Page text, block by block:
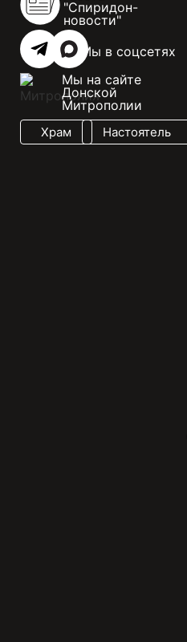
"Спиридон-
новости"
Мы в соцсетях
Мы на сайте
Донской
Митрополии
Храм Настоятель